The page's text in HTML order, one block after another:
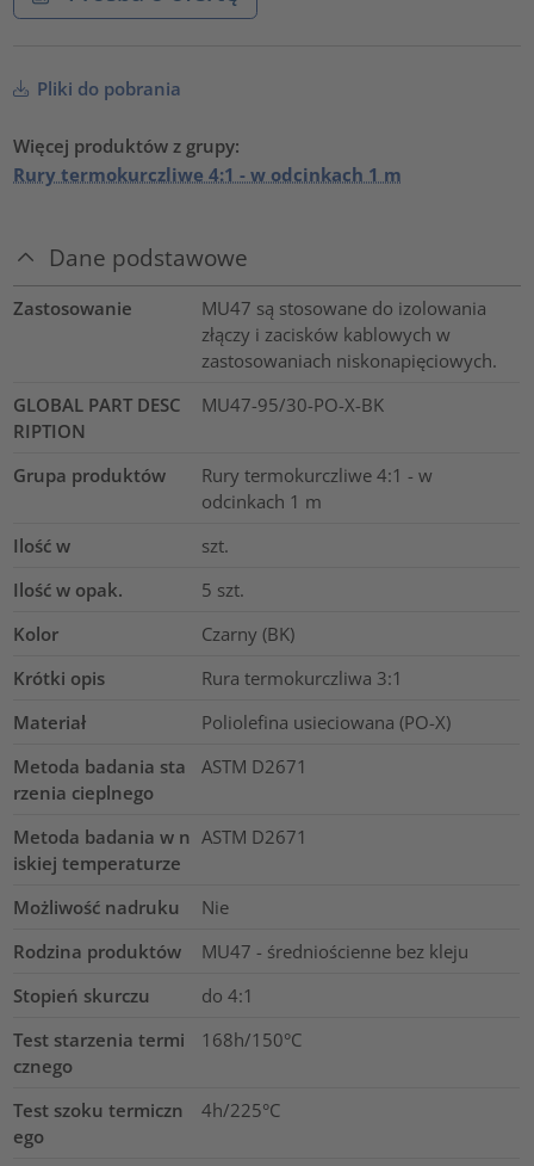
Pliki do pobrania
Więcej produktów z grupy:
Rury termokurczliwe 4:1 - w odcinkach 1 m
Dane podstawowe
Zastosowanie
MU47 są stosowane do izolowania
złączy i zacisków kablowych w
zastosowaniach niskonapięciowych.
GLOBAL PART DESC
RIPTION
MU47-95/30-PO-X-BK
Grupa produktów
Rury termokurczliwe 4:1 - w
odcinkach 1 m
Ilość w
szt.
Ilość w opak.
5 szt.
Kolor
Czarny (BK)
Krótki opis
Rura termokurczliwa 3:1
Materiał
Poliolefina usieciowana (PO-X)
Metoda badania sta
rzenia cieplnego
ASTM D2671
Metoda badania w n
iskiej temperaturze
ASTM D2671
Możliwość nadruku
Nie
Rodzina produktów
MU47 - średniościenne bez kleju
Stopień skurczu
do 4:1
Test starzenia termi
cznego
168h/150°C
Test szoku termiczn
ego
4h/225°C